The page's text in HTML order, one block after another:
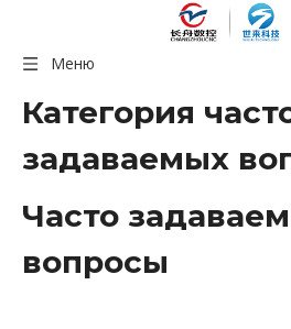
Меню
Категория
задаваемых
Часто
вопросы